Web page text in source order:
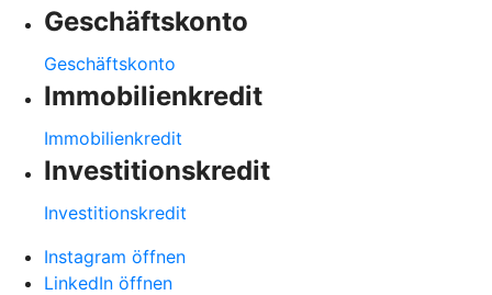
Geschäftskonto
Geschäftskonto
Immobilienkredit
Immobilienkredit
Investitionskredit
Investitionskredit
Instagram öffnen
LinkedIn öffnen